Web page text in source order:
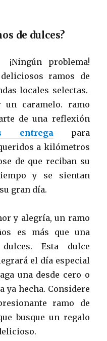
de dulces?
problema!
ramos de
locales selectas.
un caramelo. ramo
de una reflexión
entrega para
a kilómetros
de que reciban su
y se sientan
gran día.
y alegría, un ramo
es más que una
Esta dulce
el día especial
una desde cero o
ya hecha. Considere
ramo de
busque un regalo